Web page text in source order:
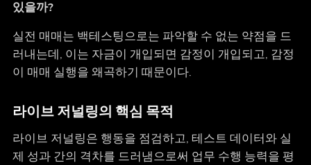
있을까?
실전 매매는 백테스팅으로는 파악할 수 없는 약점을 드
러내는데, 이는 자금이 개입되면 감정이 개입되고, 감정
이 매매 실행을 왜곡하기 때문이다.
라이브 저널링의 핵심 목적
라이브 저널링은 행동을 점검하고, 테스트 데이터와 실
제 성과 간의 격차를 드러냄으로써 업무 수행 능력을 평